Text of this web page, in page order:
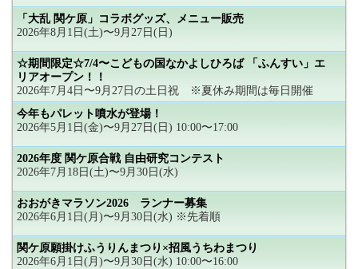
「大乱 関ケ原」コラボグッズ、メニュー販売
2026年8月1日(土)〜9月27日(日)
☆期間限定☆7/4〜こどもの国なかよしひろば 「ふんすい」エ
リアオープン！！
2026年7月4日〜9月27日の土日祝 ※夏休み期間は毎日開催
今年もパレット噴水が登場！
2026年5月1日(金)〜9月27日(日) 10:00〜17:00
2026年度 関ケ原合戦 自由研究コンテスト
2026年7月18日(土)〜9月30日(水)
おおがきマラソン2026 ランナー募集
2026年6月1日(月)〜9月30日(水) ※先着順
関ケ原願掛けふうりんまつり×招風うちわまつり
2026年6月1日(月)〜9月30日(水) 10:00〜16:00